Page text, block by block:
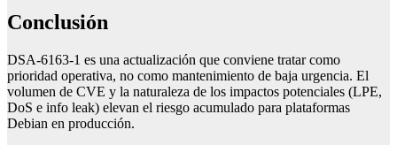
Conclusión
DSA-6163-1 es una actualización que conviene tratar como
prioridad operativa, no como mantenimiento de baja urgencia. El
volumen de CVE y la naturaleza de los impactos potenciales (LPE,
DoS e info leak) elevan el riesgo acumulado para plataformas
Debian en producción.